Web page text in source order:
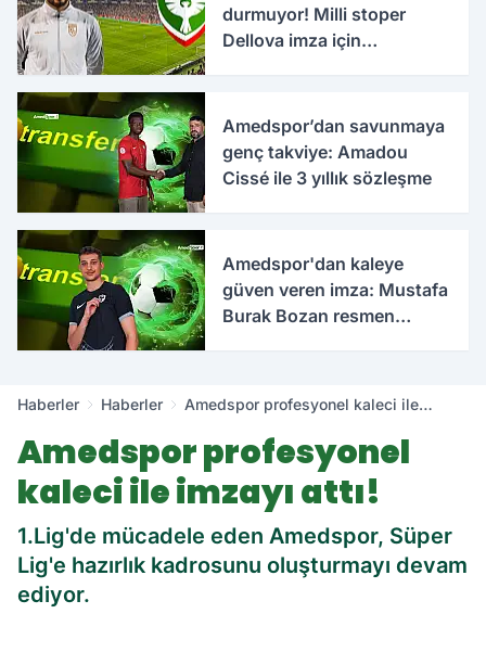
durmuyor! Milli stoper
Dellova imza için
Amedspor’dan savunmaya
genç takviye: Amadou
Cissé ile 3 yıllık sözleşme
Amedspor'dan kaleye
güven veren imza: Mustafa
Burak Bozan resmen
Haberler Haberler
Amedspor profesyonel kaleci ile
Amedspor profesyonel
kaleci ile imzayı attı!
1.Lig'de mücadele eden Amedspor, Süper
Lig'e hazırlık kadrosunu oluşturmayı devam
ediyor.